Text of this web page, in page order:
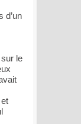
d’un
le